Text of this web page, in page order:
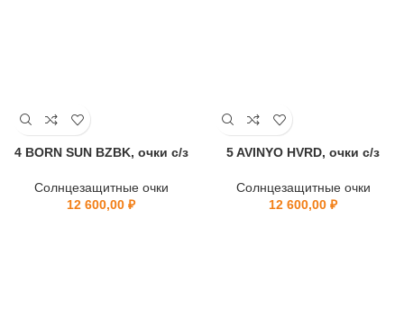
4 BORN SUN BZBK, очки с/з
Солнцезащитные очки
12 600,00 ₽
5 AVINYO HVRD, очки с/з
Солнцезащитные очки
12 600,00 ₽